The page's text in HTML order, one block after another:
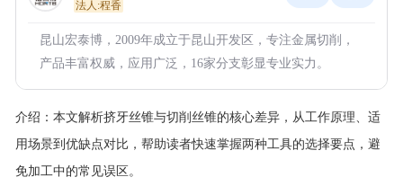
法人:程香
昆山宏泰博，2009年成立于昆山开发区，专注金属切削，
产品丰富权威，应用广泛，16家分支彰显专业实力。
介绍： 本文解析挤牙丝锥与切削丝锥的核心差异，从工作原理、适
用场景到优缺点对比，帮助读者快速掌握两种工具的选择要点，避
免加工中的常见误区。